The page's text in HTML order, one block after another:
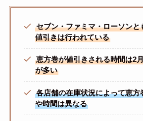
セブン・ファミマ・ローソンと
値引きは行われている
恵方巻が値引きされる時間は2
が多い
各店舗の在庫状況によって恵方
や時間は異なる